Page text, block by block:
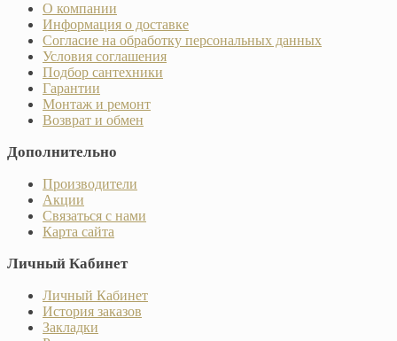
О компании
Информация о доставке
Согласие на обработку персональных данных
Условия соглашения
Подбор сантехники
Гарантии
Монтаж и ремонт
Возврат и обмен
Дополнительно
Производители
Акции
Связаться с нами
Карта сайта
Личный Кабинет
Личный Кабинет
История заказов
Закладки